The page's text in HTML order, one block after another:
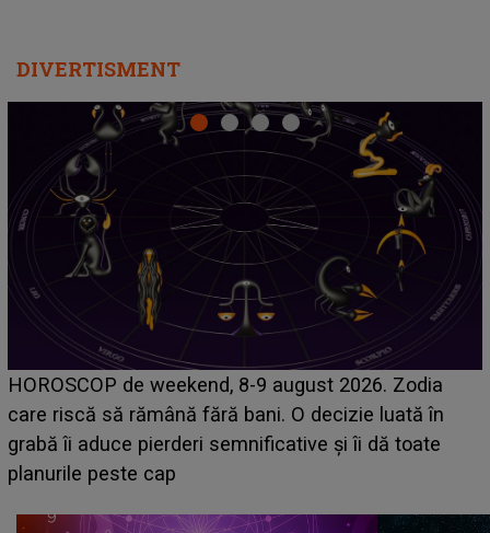
DIVERTISMENT
Emanuel a ținut ACEST DETALIU ASCUNS până
acum! În fața Alexandrei, concurentul din Casa Iubirii
face o MĂRTURISIRE NEAȘTEPTATĂ despre mama
sa: "I-am spus și ei în față, eu nu te iubesc pentru